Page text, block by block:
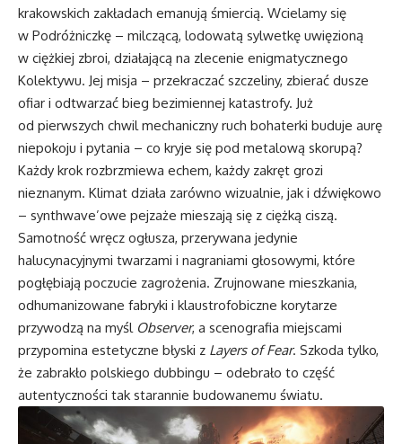
krakowskich zakładach emanują śmiercią. Wcielamy się
w Podróżniczkę – milczącą, lodowatą sylwetkę uwięzioną
w ciężkiej zbroi, działającą na zlecenie enigmatycznego
Kolektywu. Jej misja – przekraczać szczeliny, zbierać dusze
ofiar i odtwarzać bieg bezimiennej katastrofy. Już
od pierwszych chwil mechaniczny ruch bohaterki buduje aurę
niepokoju i pytania – co kryje się pod metalową skorupą?
Każdy krok rozbrzmiewa echem, każdy zakręt grozi
nieznanym. Klimat działa zarówno wizualnie, jak i dźwiękowo
– synthwave’owe pejzaże mieszają się z ciężką ciszą.
Samotność wręcz ogłusza, przerywana jedynie
halucynacyjnymi twarzami i nagraniami głosowymi, które
pogłębiają poczucie zagrożenia. Zrujnowane mieszkania,
odhumanizowane fabryki i klaustrofobiczne korytarze
przywodzą na myśl Observer, a scenografia miejscami
przypomina estetyczne błyski z Layers of Fear. Szkoda tylko,
że zabrakło polskiego dubbingu – odebrało to część
autentyczności tak starannie budowanemu światu.